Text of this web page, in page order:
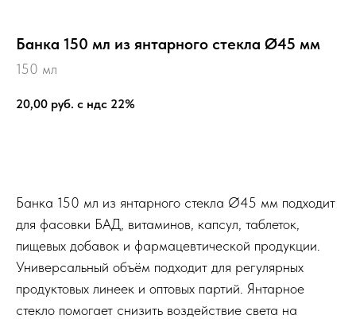
Банка 150 мл из янтарного стекла Ø45 мм
150 мл
20,00 руб. с ндс 22%
Банка 150 мл из янтарного стекла Ø45 мм подходит
для фасовки БАД, витаминов, капсул, таблеток,
пищевых добавок и фармацевтической продукции.
Универсальный объём подходит для регулярных
продуктовых линеек и оптовых партий. Янтарное
стекло помогает снизить воздействие света на